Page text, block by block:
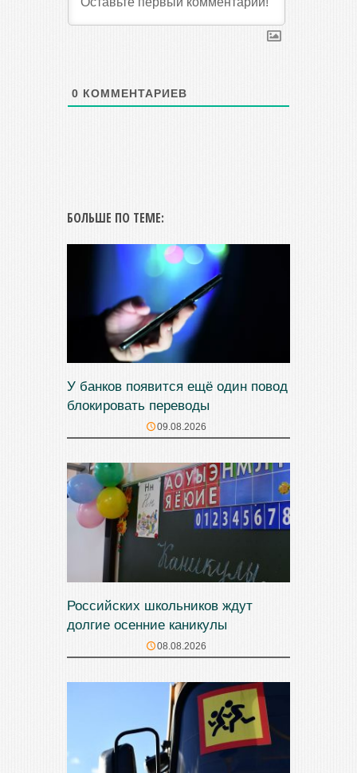
0 КОММЕНТАРИЕВ
БОЛЬШЕ ПО ТЕМЕ:
У банков появится ещё один повод
блокировать переводы
09.08.2026
Российских школьников ждут
долгие осенние каникулы
08.08.2026